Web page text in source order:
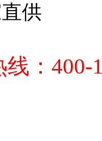
供
：400-